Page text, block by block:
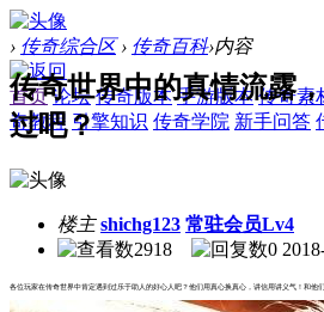
› 传奇综合区 › 传奇百科›内容
首页 论坛 传奇版本 手游版本 传奇素
奇教程 引擎知识 传奇学院 新手问答
传奇世界中的真情流露
过吧？
楼主 shichg123 常驻会员Lv4
2918
0
各位玩家在传奇世界中肯定遇到过乐于助人的好心人吧？他们用真心换真心，讲信用讲义气！和他